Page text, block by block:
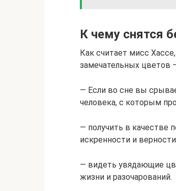
К чему снятся
Как считает мисс
замечательных цветов
— Если во сне вы
человека, с которым
— получить в качестве
искренности и
— видеть увядающие
жизни и разочарований.